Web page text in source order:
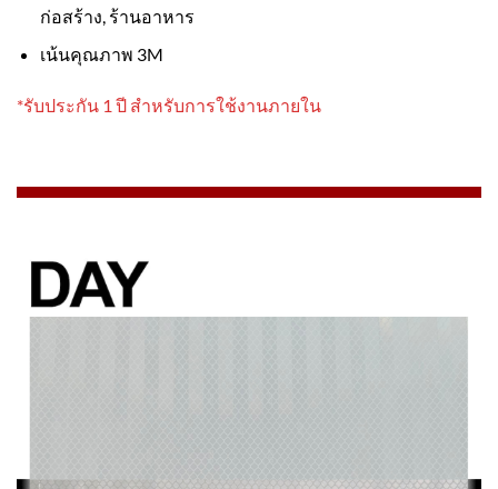
ก่อสร้าง, ร้านอาหาร
เน้นคุณภาพ 3M
*รับประกัน 1 ปี สำหรับการใช้งานภายใน